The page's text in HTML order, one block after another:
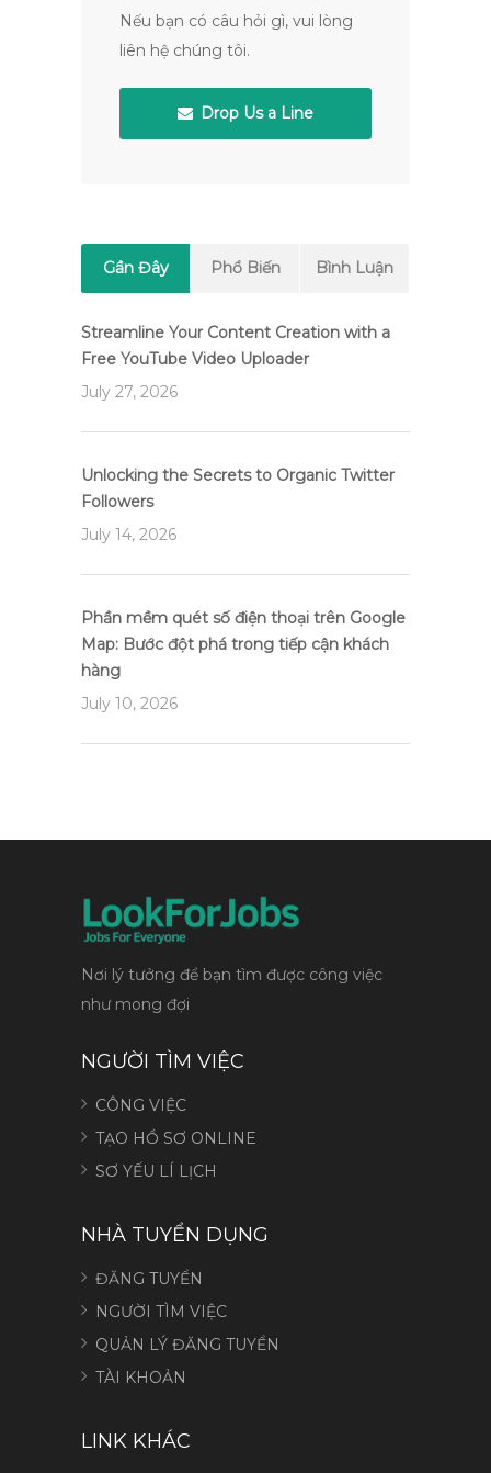
Nếu bạn có câu hỏi gì, vui lòng
liên hệ chúng tôi.
Drop Us a Line
Gần Đây Phổ Biến Bình Luận
Streamline Your Content Creation with a
Free YouTube Video Uploader
July 27, 2026
Unlocking the Secrets to Organic Twitter
Followers
July 14, 2026
Phần mềm quét số điện thoại trên Google
Map: Bước đột phá trong tiếp cận khách
hàng
July 10, 2026
Nơi lý tưởng để bạn tìm được công việc
như mong đợi
NGƯỜI TÌM VIỆC
CÔNG VIỆC
TẠO HỒ SƠ ONLINE
SƠ YẾU LÍ LỊCH
NHÀ TUYỂN DỤNG
ĐĂNG TUYỂN
NGƯỜI TÌM VIỆC
QUẢN LÝ ĐĂNG TUYỂN
TÀI KHOẢN
LINK KHÁC